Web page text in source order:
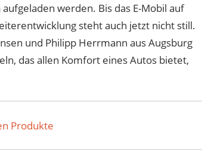
werden. Bis das E-Mobil auf
steht auch jetzt nicht still.
und Philipp Herrmann aus Augsburg
das allen Komfort eines Autos bietet,
Produkte